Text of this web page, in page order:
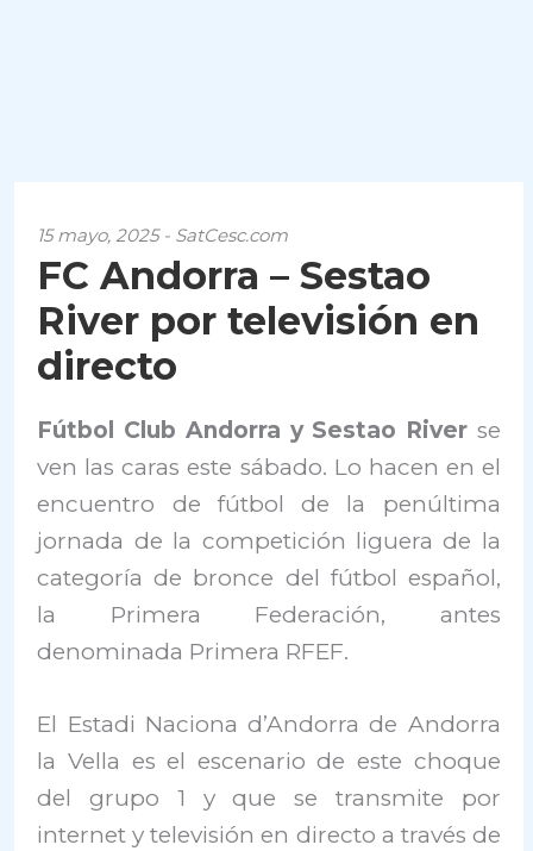
15 mayo, 2025 - SatCesc.com
FC Andorra – Sestao
River por televisión en
directo
Fútbol Club Andorra y Sestao River se
ven las caras este sábado. Lo hacen en el
encuentro de fútbol de la penúltima
jornada de la competición liguera de la
categoría de bronce del fútbol español,
la Primera Federación, antes
denominada Primera RFEF.
El Estadi Naciona d’Andorra de Andorra
la Vella es el escenario de este choque
del grupo 1 y que se transmite por
internet y televisión en directo a través de